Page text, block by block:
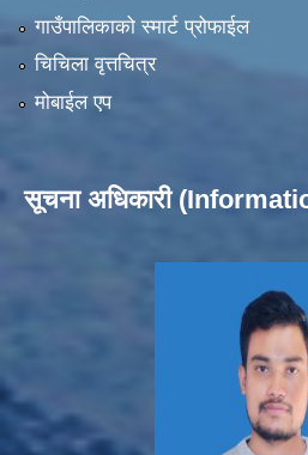
गाउँपालिकाको स्मार्ट प्रोफाईल
चिचिला वृत्तचित्र
मोबाईल एप
सूचना अधिकारी